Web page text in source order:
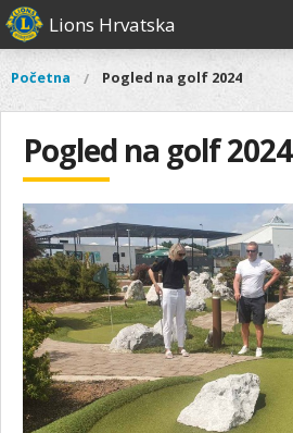
Skoči
na
sadržaj
Lions Hrvatska
O nama
Naši projekti
Aktivnosti
Glavni
O
nama
Distrikt
126
Naši
projekti
Aktivnosti
Vi
ste
ovdje
Početna Pogled na golf 2024
Pogled na golf 2024